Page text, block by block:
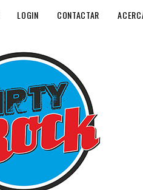
LOGIN CONTACTAR